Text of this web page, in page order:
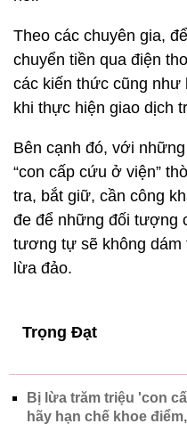
Theo các chuyên gia,
chuyển tiền qua điện
các kiến thức cũng như
khi thực hiện giao dịch
Bên cạnh đó, với
“con cấp cứu ở viện”
tra, bắt giữ, cần công
đe để những đối tượng
tương tự sẽ không dám
lừa đảo.
Trọng Đạt
Bị lừa trăm triệu 'con
hãy hạn chế khoe